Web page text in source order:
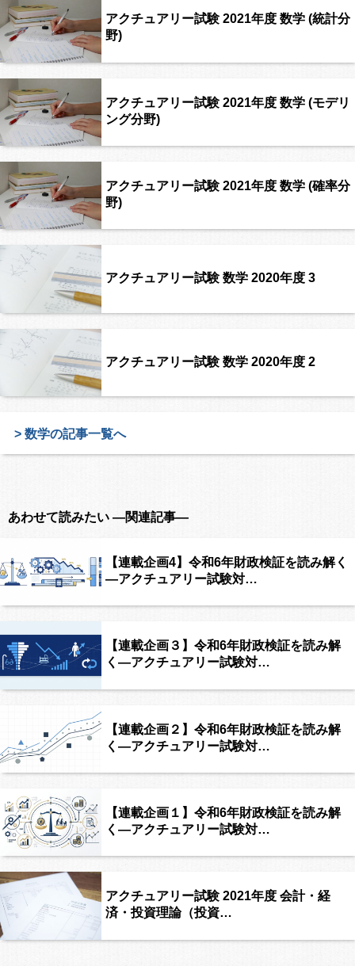
アクチュアリー試験 2021年度 数学 (統計分
野)
アクチュアリー試験 2021年度 数学 (モデリ
ング分野)
アクチュアリー試験 2021年度 数学 (確率分
野)
アクチュアリー試験 数学 2020年度 3
アクチュアリー試験 数学 2020年度 2
> 数学の記事一覧へ
あわせて読みたい ―関連記事―
【連載企画4】令和6年財政検証を読み解く
―アクチュアリー試験対…
【連載企画３】令和6年財政検証を読み解
く―アクチュアリー試験対…
【連載企画２】令和6年財政検証を読み解
く―アクチュアリー試験対…
【連載企画１】令和6年財政検証を読み解
く―アクチュアリー試験対…
アクチュアリー試験 2021年度 会計・経
済・投資理論（投資…